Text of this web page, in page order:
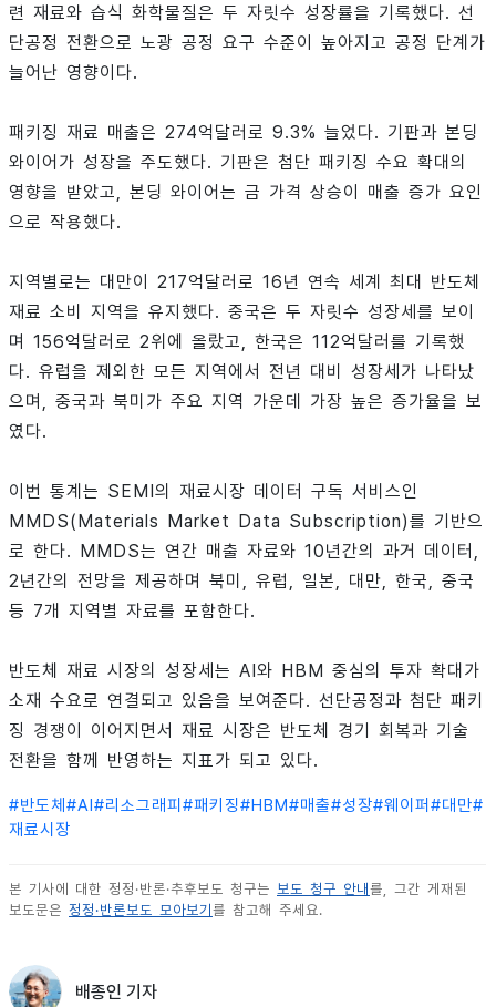
련 재료와 습식 화학물질은 두 자릿수 성장률을 기록했다. 선
단공정 전환으로 노광 공정 요구 수준이 높아지고 공정 단계가
늘어난 영향이다.
패키징 재료 매출은 274억달러로 9.3% 늘었다. 기판과 본딩
와이어가 성장을 주도했다. 기판은 첨단 패키징 수요 확대의
영향을 받았고, 본딩 와이어는 금 가격 상승이 매출 증가 요인
으로 작용했다.
지역별로는 대만이 217억달러로 16년 연속 세계 최대 반도체
재료 소비 지역을 유지했다. 중국은 두 자릿수 성장세를 보이
며 156억달러로 2위에 올랐고, 한국은 112억달러를 기록했
다. 유럽을 제외한 모든 지역에서 전년 대비 성장세가 나타났
으며, 중국과 북미가 주요 지역 가운데 가장 높은 증가율을 보
였다.
이번 통계는 SEMI의 재료시장 데이터 구독 서비스인
MMDS(Materials Market Data Subscription)를 기반으
로 한다. MMDS는 연간 매출 자료와 10년간의 과거 데이터,
2년간의 전망을 제공하며 북미, 유럽, 일본, 대만, 한국, 중국
등 7개 지역별 자료를 포함한다.
반도체 재료 시장의 성장세는 AI와 HBM 중심의 투자 확대가
소재 수요로 연결되고 있음을 보여준다. 선단공정과 첨단 패키
징 경쟁이 이어지면서 재료 시장은 반도체 경기 회복과 기술
전환을 함께 반영하는 지표가 되고 있다.
#반도체 #AI#리소그래피 #패키징#HBM#매출#성장#웨이퍼 #대만#
재료시장
본 기사에 대한 정정·반론·추후보도 청구는 보도 청구 안내 를, 그간 게재된
보도문은 정정·반론보도 모아보기 를 참고해 주세요.
배종인 기자